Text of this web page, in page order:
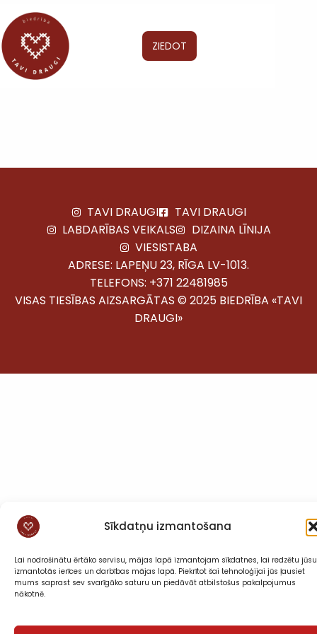
Sīkdatņu izmantošana
Lai nodrošinātu ērtāko servisu, mājas lapā izmantojam sīkdatnes, lai redzētu jūsu
izmantotās ierīces un darbības mājas lapā. Piekrītot šai tehnoloģijai jūs ļausiet
mums saprast sev svarīgāko saturu un piedāvāt atbilstošus pakalpojumus
nākotnē.
ZIEDOT
TAVI DRAUGI
TAVI DRAUGI
LABDARĪBAS VEIKALS
DIZAINA LĪNIJA
VIESISTABA
ADRESE: LAPEŅU 23, RĪGA LV-1013.
TELEFONS: +371 22481985
VISAS TIESĪBAS AIZSARGĀTAS © 2025 BIEDRĪBA «TAVI
DRAUGI»